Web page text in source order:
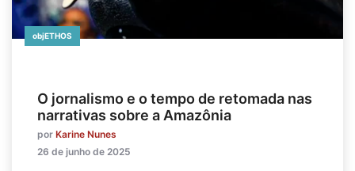
objETHOS
O jornalismo e o tempo de retomada nas
narrativas sobre a Amazônia
por Karine Nunes
26 de junho de 2025